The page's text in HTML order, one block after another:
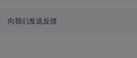
向我们发送反馈